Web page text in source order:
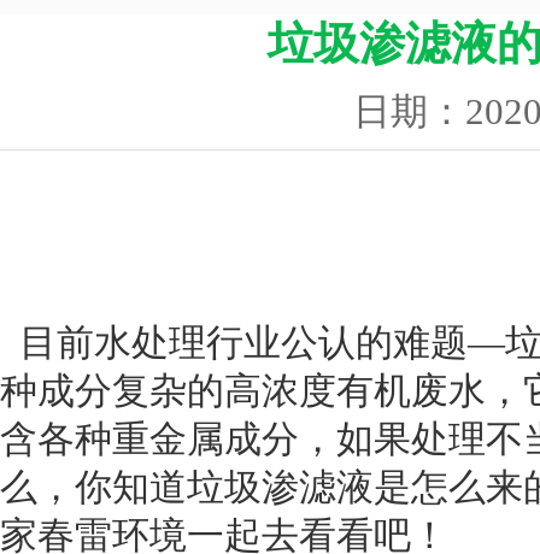
垃圾渗滤液
日期：
目前水处理行业公认的难题—
种成分复杂的高浓度有机废水
含各种重金属成分，如果处理
么，你知道垃圾渗滤液是怎么
家春雷环境一起去看看吧！